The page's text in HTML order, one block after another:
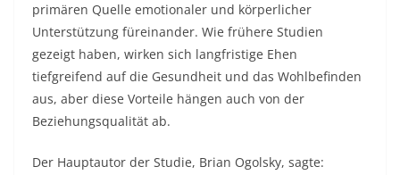
primären Quelle emotionaler und körperlicher
Unterstützung füreinander. Wie frühere Studien
gezeigt haben, wirken sich langfristige Ehen
tiefgreifend auf die Gesundheit und das Wohlbefinden
aus, aber diese Vorteile hängen auch von der
Beziehungsqualität ab.
Der Hauptautor der Studie, Brian Ogolsky, sagte: